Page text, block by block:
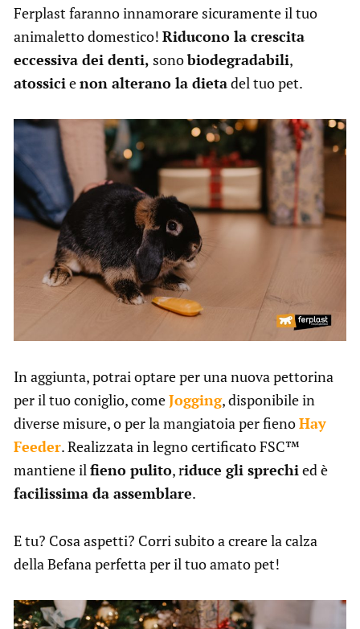
Ferplast faranno innamorare sicuramente il tuo
animaletto domestico! Riducono la crescita
eccessiva dei denti, sonobiodegradabili,
atossici enon alterano la dietadel tuo pet.
In aggiunta, potrai optare per una nuova pettorina
per il tuo coniglio, comeJogging, disponibile in
diverse misure, o per la mangiatoia per fienoHay
Feeder. Realizzata in legno certificato FSC™
mantiene il fieno pulito, riduce gli sprechi ed è
facilissima da assemblare.
E tu? Cosa aspetti? Corri subito a creare la calza
della Befana perfetta per il tuo amato pet!